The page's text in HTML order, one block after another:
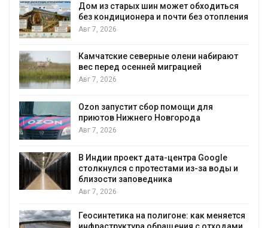
Дом из старых шин может обходиться
без кондиционера и почти без отопления
Авг 7, 2026
Камчатские северные олени набирают
вес перед осенней миграцией
Авг 7, 2026
Ozon запустит сбор помощи для
приютов Нижнего Новгорода
Авг 7, 2026
В Индии проект дата-центра Google
столкнулся с протестами из-за воды и
близости заповедника
Авг 7, 2026
Геосинтетика на полигоне: как меняется
инфраструктура обращения с отходами